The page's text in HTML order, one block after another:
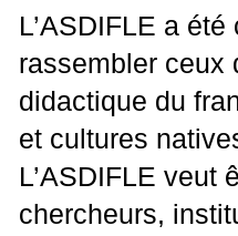
L’ASDIFLE a été
rassembler ceux
didactique du
et cultures
L’ASDIFLE veut
chercheurs,